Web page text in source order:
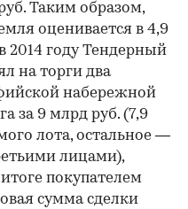
Таким образом,
оценивается в 4,9
2014 году Тендерный
на торги два
набережной
за 9 млрд руб. (7,9
лота, остальное —
лицами),
итоге покупателем
сумма сделки